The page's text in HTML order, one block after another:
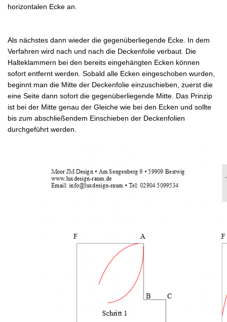
horizontalen Ecke an.
Als nächstes dann wieder die gegenüberliegende Ecke. In dem
Verfahren wird nach und nach die Deckenfolie verbaut. Die
Halteklammern bei den bereits eingehängten Ecken können
sofort entfernt werden. Sobald alle Ecken eingeschoben wurden,
beginnt man die Mitte der Deckenfolie einzuschieben, zuerst die
eine Seite dann sofort die gegenüberliegende Mitte. Das Prinzip
ist bei der Mitte genau der Gleiche wie bei den Ecken und sollte
bis zum abschließendem Einschieben der Deckenfolien
durchgeführt werden.